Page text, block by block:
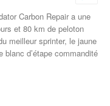
Carbon Repair a une
et 80 km de peloton
meilleur sprinter, le jaune
blanc d’étape commandité